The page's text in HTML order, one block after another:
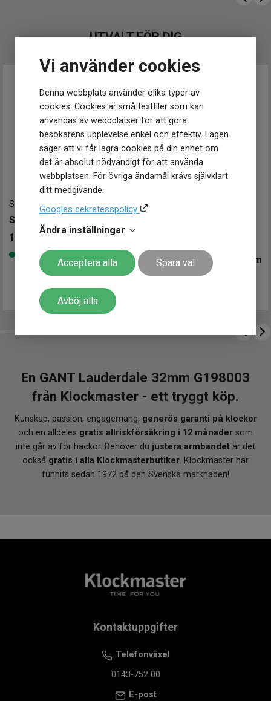
Vi använder cookies
Denna webbplats använder olika typer av
cookies. Cookies är små textfiler som kan
användas av webbplatser för att göra
besökarens upplevelse enkel och effektiv. Lagen
säger att vi får lagra cookies på din enhet om
det är absolut nödvändigt för att använda
webbplatsen. För övriga ändamål krävs självklart
ditt medgivande.
Googles sekretesspolicy
Ändra inställningar
Acceptera alla Spara val
Avböj alla
Länkbredd 16 mm elegant och proportionerlig
Klockmaster Stockholm, Fältöversten
Klockmaster Sundsvall
Klockmaster Tranås
Klockmaster Trollhättan
Klockmaster Ulricehamn
Klockmaster Uppsala, Gränby
Klockmaster Örebro
Klockmaster Östersund
Mårtenssons Ur & Guld Halmstad
UTVALT FÖR DIG
SKW2693 30 mm
SKAGEN Signatur 30mm
1 799
Finns i lager CERTINA DS-2 Lady 28mm
5 990 kr
En GANT Lauderdale 32mm G198003
från Klockmaster - ett tryggt köp.
Kunskap, passion, engagemang, generös garanti på klockor
och en alldeles gratis allriskförsäkring i 12 månader som
inte går av för hackor. Behöver du justera armbandet är det
också gratis i alla Klockmasterbutiker. Klockmaster har
funnits sedan 1972 på den Svenska marknaden!
Kontaktuppgifter
Telefonväxel
0143-752 00
E-post